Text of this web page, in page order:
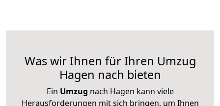
Was wir Ihnen für Ihren Umzug
Hagen nach bieten
Ein Umzug nach Hagen kann viele
Herausforderungen mit sich bringen, um Ihnen